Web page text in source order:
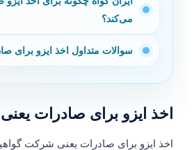
می‌کند؟
سوالات متداول اخذ ایزو برای
اخذ ایزو برای صادرات
اخذ ایزو برای صادرات یعنی شرکت